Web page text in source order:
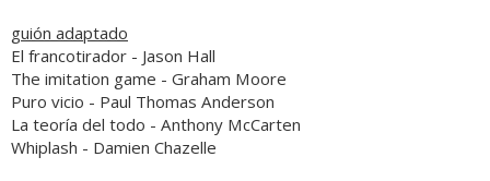
guión adaptado
El francotirador - Jason Hall
The imitation game - Graham Moore
Puro vicio - Paul Thomas Anderson
La teoría del todo - Anthony McCarten
Whiplash - Damien Chazelle